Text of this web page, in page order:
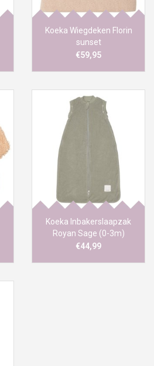
Koeka Wiegdeken Florin
sunset
€59,95
Koeka Inbakerslaapzak
Royan Sage (0-3m)
€44,99